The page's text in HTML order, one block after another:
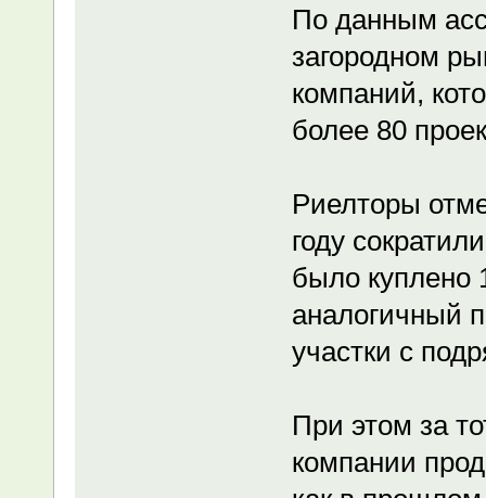
По данным
загородном
компаний,
более 80
Риелторы
году
было куплено
аналогичный
участки с
При этом за
компании